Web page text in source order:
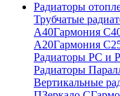
Радиаторы
Трубчатые
А40Гармония
А20Гармония
Радиаторы РС и
Радиаторы
Вертикальные